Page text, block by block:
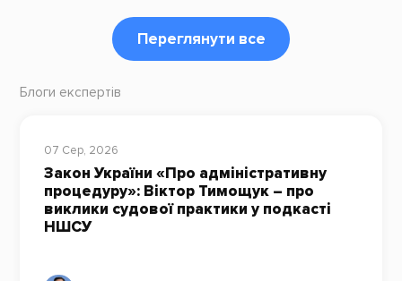
Переглянути все
Блоги експертів
07 Сер, 2026
Закон України «Про адміністративну
процедуру»: Віктор Тимощук – про
виклики судової практики у подкасті
НШСУ